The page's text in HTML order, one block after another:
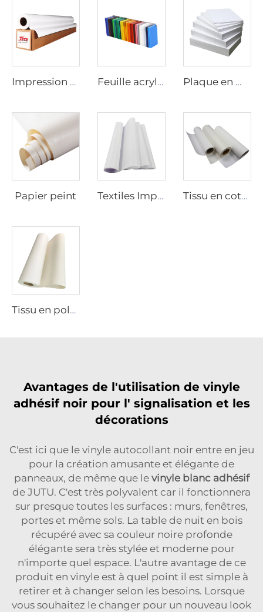
Impression numérique sur vinyle Feuille acrylique Plaque en mousse de PVC
Papier peint Textiles Imprimables Tissu en coton
Tissu en polyester
Avantages de l'utilisation de vinyle
adhésif noir pour l' signalisation et les
décorations
C'est ici que le vinyle autocollant noir entre en jeu
pour la création amusante et élégante de
panneaux, de même que le vinyle blanc adhésif
de JUTU. C'est très polyvalent car il fonctionnera
sur presque toutes les surfaces : murs, fenêtres,
portes et même sols. La table de nuit en bois
récupéré avec sa couleur noire profonde
élégante sera très stylée et moderne pour
n'importe quel espace. L'autre avantage de ce
produit en vinyle est à quel point il est simple à
retirer et à changer selon les besoins. Lorsque
vous souhaitez le changer pour un nouveau look